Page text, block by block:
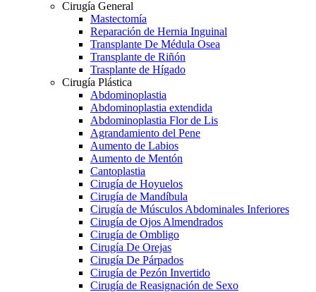
Cirugía General
Mastectomía
Reparación de Hernia Inguinal
Transplante De Médula Osea
Transplante de Riñón
Trasplante de Hígado
Cirugía Plástica
Abdominoplastia
Abdominoplastia extendida
Abdominoplastia Flor de Lis
Agrandamiento del Pene
Aumento de Labios
Aumento de Mentón
Cantoplastia
Cirugía de Hoyuelos
Cirugía de Mandíbula
Cirugía de Músculos Abdominales Inferiores
Cirugía de Ojos Almendrados
Cirugía de Ombligo
Cirugía De Orejas
Cirugía De Párpados
Cirugía de Pezón Invertido
Cirugía de Reasignación de Sexo